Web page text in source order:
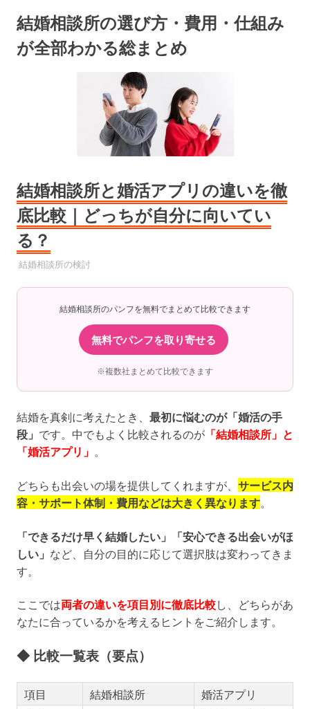
結婚相談所の選び方・費用・仕組み
が全部わかる総まとめ
結婚相談所と婚活アプリの違いを徹
底比較｜どっちが自分に向いてい
る？
2025年6月19日
YYYPRO
結婚相談所の検討
結婚相談所のパンフを無料でまとめて比較できます
無料でパンフを取り寄せる
※複数社まとめて比較できます
結婚を真剣に考えたとき、 最初に悩むのが「婚活の手
段」 です。中でもよく比較されるのが 「結婚相談所」と
「婚活アプリ」 。
どちらも出会いの場を提供してくれますが、 サービス内
容・サポート体制・費用などは大きく異なります。
「できるだけ早く結婚したい」「安心できる出会いがほ
しい」 など、自分の目的に応じて選択肢は変わってきま
す。
ここでは両者の違いを項目別に徹底比較し、どちらがあ
なたに合っているかを考えるヒントをご紹介します。
◆ 比較一覧表（要点）
項目 結婚相談所
婚活アプリ